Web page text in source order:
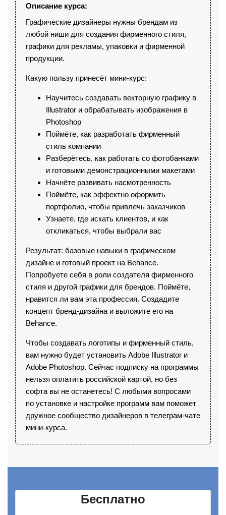
Описание курса:
Графические дизайнеры нужны брендам из
любой ниши для создания фирменного стиля,
графики для рекламы, упаковки и фирменной
продукции.
Какую пользу принесёт мини-курс:
Научитесь создавать векторную графику в
Illustrator и обрабатывать изображения в
Photoshop
Поймёте, как разработать фирменный
стиль компании
Разберётесь, как работать со фотобанками
и готовыми демонстрационными макетами
Начнёте развивать насмотренность
Поймёте, как эффектно оформить
портфолио, чтобы привлечь заказчиков
Узнаете, где искать клиентов, и как
откликаться, чтобы выбрали вас
Результат: базовые навыки в графическом
дизайне и готовый проект на Behance.
Попробуете себя в роли создателя фирменного
стиля и другой графики для брендов. Поймёте,
нравится ли вам эта профессия. Создадите
концепт бренд-дизайна и выложите его на
Behance.
Чтобы создавать логотипы и фирменный стиль,
вам нужно будет установить Adobe Illustrator и
Adobe Photoshop. Сейчас подписку на программы
нельзя оплатить российской картой, но без
софта вы не останетесь! С любыми вопросами
по установке и настройке программ вам поможет
дружное сообщество дизайнеров в телеграм-чате
мини-курса.
Бесплатно